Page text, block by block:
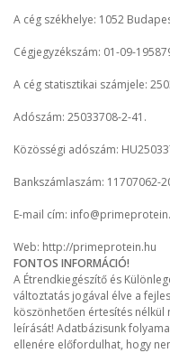
A cég székhelye: 1052
Cégjegyzékszám: 01-09-
A cég statisztikai számjele:
Adószám: 25033708-2-41.
Közösségi adószám:
Bankszámlaszám: 11707062-
E-mail cím:
Web: http://primeprotein.hu
FONTOS INFORMÁCIÓ!
A Étrendkiegészítő és
változtatás jogával élve a
köszönhetően értesítés
leírását! Adatbázisunk
ellenére előfordulhat, hogy